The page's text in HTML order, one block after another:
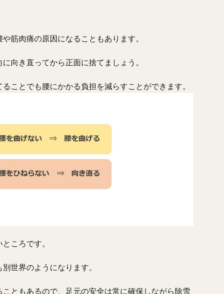
筋肉痛の原因になることもあります。
向き直ってから正面に捨てましょう。
ことでも腰にかかる負担を減らすことができます。
ころです。
世界のようになります。
ともあるので、足元の安全は常に確保しながら除雪